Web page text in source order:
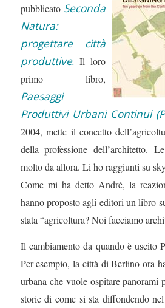
pubblicato Seconda
Natura:
progettare città
produttive. Il loro
primo libro,
Paesaggi
Produttivi Urbani Continui
2004, mette il concetto
della professione dell’architetto.
molto da allora. Li ho raggiunti su
Come mi ha detto André, la
hanno proposto agli editori un libro
stata “agricoltura? Noi facciamo
Il cambiamento da quando è uscito
Per esempio, la città di Berlino ora
urbana che vuole ospitare panorami
storie di come si sta diffondendo